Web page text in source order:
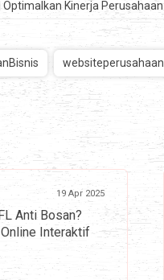
Kinerja Perusahaan
websiteperusahaan
19 Apr 2025
Anti Bosan?
Interaktif